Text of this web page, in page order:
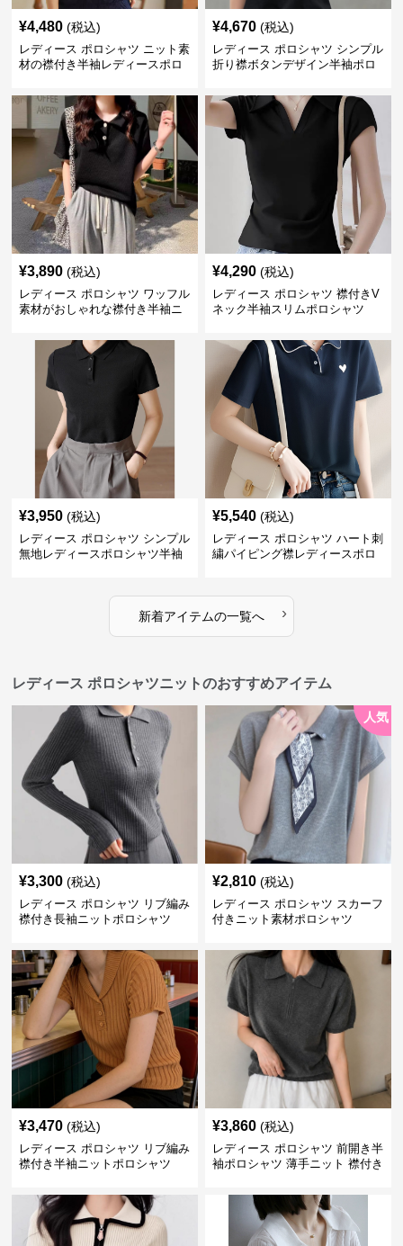
¥4,480 (税込)
レディース ポロシャツ ニット素
材の襟付き半袖レディースポロ
¥4,670 (税込)
レディース ポロシャツ シンプル
折り襟ボタンデザイン半袖ポロ
¥3,890 (税込)
レディース ポロシャツ ワッフル
素材がおしゃれな襟付き半袖ニ
¥4,290 (税込)
レディース ポロシャツ 襟付きV
ネック半袖スリムポロシャツ
¥3,950 (税込)
レディース ポロシャツ シンプル
無地レディースポロシャツ半袖
¥5,540 (税込)
レディース ポロシャツ ハート刺
繍パイピング襟レディースポロ
新着アイテムの一覧へ ›
レディース ポロシャツニットのおすすめアイテム
¥3,300 (税込)
レディース ポロシャツ リブ編み
襟付き長袖ニットポロシャツ
人気
¥2,810 (税込)
レディース ポロシャツ スカーフ
付きニット素材ポロシャツ
¥3,470 (税込)
レディース ポロシャツ リブ編み
襟付き半袖ニットポロシャツ
¥3,860 (税込)
レディース ポロシャツ 前開き半
袖ポロシャツ 薄手ニット 襟付き